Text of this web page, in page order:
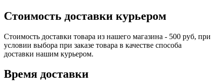
Стоимость доставки курьером
Стоимость доставки товара из нашего магазина - 500 руб, при
условии выбора при заказе товара в качестве способа
доставки нашим курьером.
Время доставки